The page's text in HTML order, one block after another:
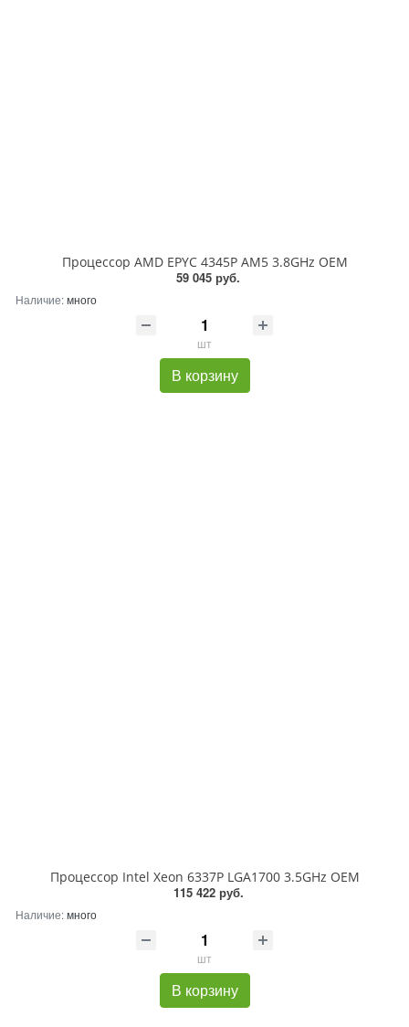
Процессор AMD EPYC 4345P AM5 3.8GHz OEM
59 045 руб.
Наличие:много
шт
В корзину
Процессор Intel Xeon 6337P LGA1700 3.5GHz OEM
115 422 руб.
Наличие:много
шт
В корзину